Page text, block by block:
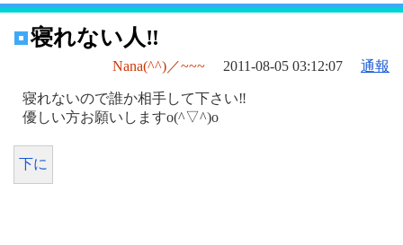
寝れない人‼
Nana(^^)／~~~ 2011-08-05 03:12:07 通報
寝れないので誰か相手して下さい‼
優しい方お願いしますo(^▽^)o
下に